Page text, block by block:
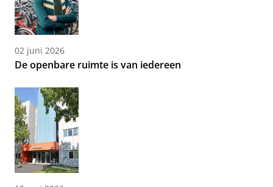
02 juni 2026
De openbare ruimte is van iedereen